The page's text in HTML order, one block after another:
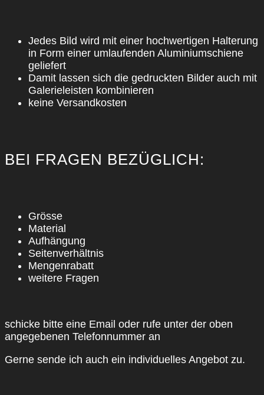
Jedes Bild wird mit einer hoch­wer­ti­gen Hal­te­rung
in Form einer umlau­fen­den Alu­mi­ni­um­schie­ne
gelie­fert
Damit las­sen sich die gedruck­ten Bil­der auch mit
Gale­rie­leis­ten kom­bi­nie­ren
kei­ne Ver­sand­kos­ten
BEI FRA­GEN BEZÜG­LICH:
Grös­se
Mate­ri­al
Auf­hän­gung
Sei­ten­ver­hält­nis
Men­gen­ra­batt
wei­te­re Fra­gen
schi­cke bit­te eine Email oder rufe unter der oben
ange­ge­be­nen Tele­fon­num­mer an
Ger­ne sen­de ich auch ein indi­vi­du­el­les Ange­bot zu.